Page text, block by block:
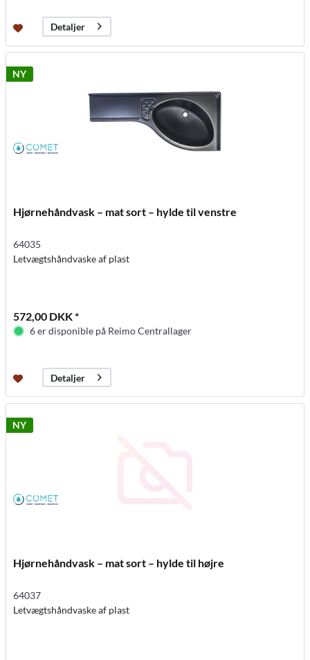
Detaljer
NY
Hjørnehåndvask – mat sort – hylde til venstre
64035
Letvægtshåndvaske af plast
572,00 DKK *
6 er disponible på Reimo Centrallager
Detaljer
NY
Hjørnehåndvask – mat sort – hylde til højre
64037
Letvægtshåndvaske af plast